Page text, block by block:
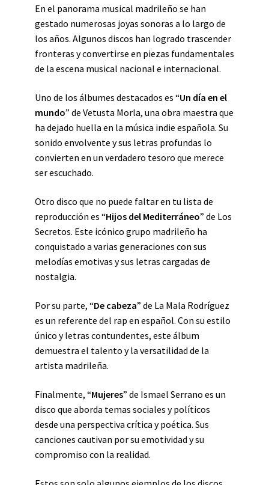
En el panorama musical madrileño se han
gestado numerosas joyas sonoras a lo largo de
los años. Algunos discos han logrado trascender
fronteras y convertirse en piezas fundamentales
de la escena musical nacional e internacional.
Uno de los álbumes destacados es “Un día en el
mundo” de Vetusta Morla, una obra maestra que
ha dejado huella en la música indie española. Su
sonido envolvente y sus letras profundas lo
convierten en un verdadero tesoro que merece
ser escuchado.
Otro disco que no puede faltar en tu lista de
reproducción es “Hijos del Mediterráneo” de Los
Secretos. Este icónico grupo madrileño ha
conquistado a varias generaciones con sus
melodías emotivas y sus letras cargadas de
nostalgia.
Por su parte, “De cabeza” de La Mala Rodríguez
es un referente del rap en español. Con su estilo
único y letras contundentes, este álbum
demuestra el talento y la versatilidad de la
artista madrileña.
Finalmente, “Mujeres” de Ismael Serrano es un
disco que aborda temas sociales y políticos
desde una perspectiva crítica y poética. Sus
canciones cautivan por su emotividad y su
compromiso con la realidad.